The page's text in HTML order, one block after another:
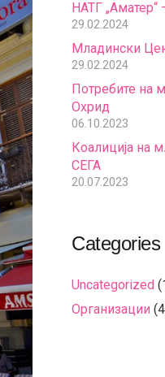
НАТГ „Аматер“
29.02.2024
Младински
29.02.2024
Потребите на
Охрид
06.10.2023
Коалиција на
СЕГА
20.07.2023
Categories
Uncategorized
Организации